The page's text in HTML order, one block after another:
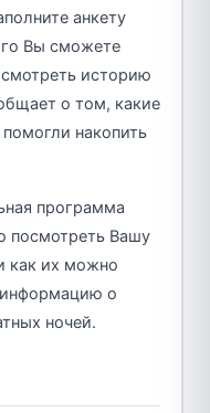
анкету
Вы сможете
историю
о том, какие
накопить
программа
посмотреть Вашу
как их можно
информацию о
ночей.